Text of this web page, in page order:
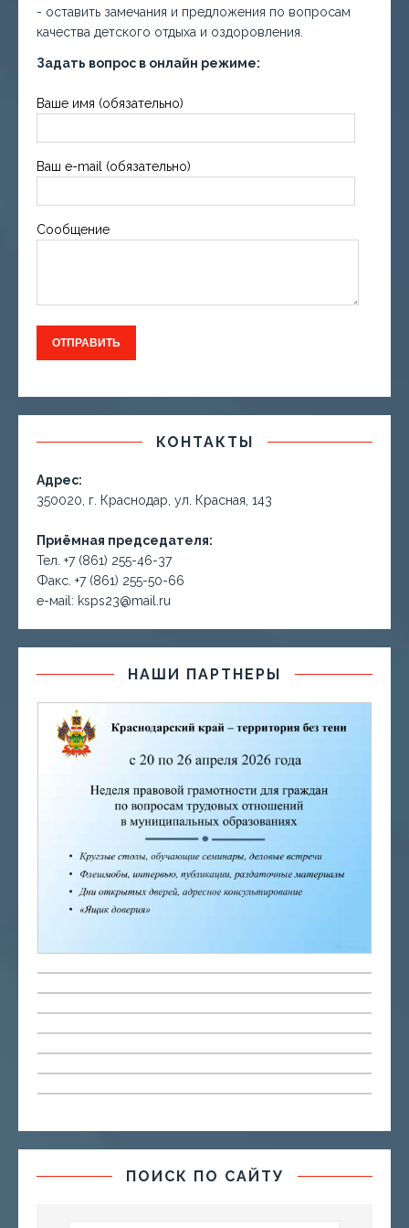
- оставить замечания и предложения по вопросам
качества детского отдыха и оздоровления.
Задать вопрос в онлайн режиме:
Ваше имя (обязательно)
Ваш e-mail (обязательно)
Сообщение
КОНТАКТЫ
Адрес:
350020, г. Краснодар, ул. Красная, 143
Приёмная председателя:
Тел. +7 (861) 255-46-37
Факс. +7 (861) 255-50-66
е-маil: ksps23@mail.ru
НАШИ ПАРТНЕРЫ
ПОИСК ПО САЙТУ